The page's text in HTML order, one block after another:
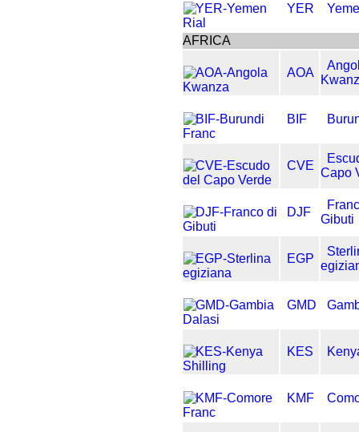
YER
AFRICA
AOA
BIF
CVE
Capo
DJF
Gibuti
EGP
GMD
KES
KMF